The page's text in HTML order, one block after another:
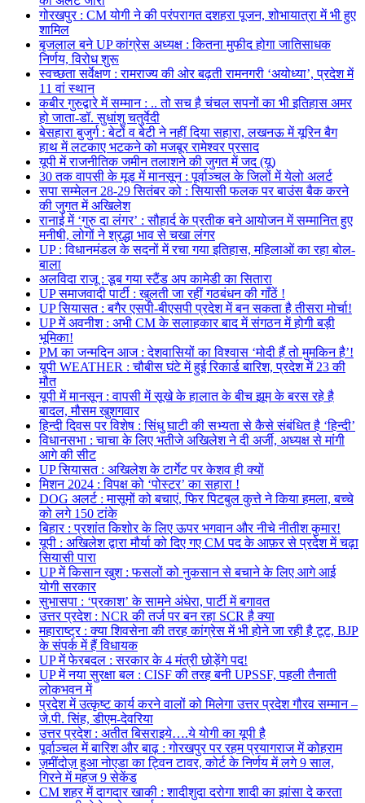
गोरखपुर : CM योगी ने की परंपरागत दशहरा पूजन, शोभायात्रा में भी हुए
शामिल
बृजलाल बने UP कांग्रेस अध्यक्ष : कितना मुफीद होगा जातिसाधक
निर्णय, विरोध शुरू
स्वच्छता सर्वेक्षण : रामराज्य की ओर बढ़ती रामनगरी ‘अयोध्या’, प्रदेश में
11 वां स्थान
कबीर गुरुद्वारे में सम्मान : .. तो सच है चंचल सपनों का भी इतिहास अमर
हो जाता-डॉ. सुधांशु चतुर्वेदी
बेसहारा बुजुर्ग : बेटों व बेटी ने नहीं दिया सहारा, लखनऊ में यूरिन बैग
हाथ में लटकाए भटकने को मजबूर रामेश्वर प्रसाद
यूपी में राजनीतिक जमीन तलाशने की जुगत में जद (यू)
30 तक वापसी के मूड में मानसून : पूर्वाञ्चल के जिलों में येलो अलर्ट
सपा सम्मेलन 28-29 सितंबर को : सियासी फलक पर बाउंस बैक करने
की जुगत में अखिलेश
रानाई में ‘गुरु दा लंगर’ : सौहार्द के प्रतीक बने आयोजन में सम्मानित हुए
मनीषी, लोगों ने श्रद्धा भाव से चखा लंगर
UP : विधानमंडल के सदनों में रचा गया इतिहास, महिलाओं का रहा बोल-
बाला
अलविदा राजू : डूब गया स्टैंड अप कामेडी का सितारा
UP समाजवादी पार्टी : खुलती जा रहीं गठबंधन की गाँठें !
UP सियासत : बगैर एसपी-बीएसपी प्रदेश में बन सकता है तीसरा मोर्चा!
UP में अवनीश : अभी CM के सलाहकार बाद में संगठन में होगी बड़ी
भूमिका!
PM का जन्मदिन आज : देशवासियों का विश्वास ‘मोदी हैं तो मुमकिन है’!
यूपी WEATHER : चौबीस घंटे में हुई रिकार्ड बारिश, प्रदेश में 23 की
मौत
यूपी में मानसून : वापसी में सूखे के हालात के बीच झूम के बरस रहे है
बादल, मौसम खुशगवार
हिन्दी दिवस पर विशेष : सिंधु घाटी की सभ्यता से कैसे संबंधित है ‘हिन्दी’
विधानसभा : चाचा के लिए भतीजे अखिलेश ने दी अर्जी, अध्यक्ष से मांगी
आगे की सीट
UP सियासत : अखिलेश के टार्गेट पर केशव ही क्यों
मिशन 2024 : विपक्ष को ‘पोस्टर’ का सहारा !
DOG अलर्ट : मासूमों को बचाएं, फिर पिटबुल कुत्ते ने किया हमला, बच्चे
को लगे 150 टांके
बिहार : प्रशांत किशोर के लिए ऊपर भगवान और नीचे नीतीश कुमार!
यूपी : अखिलेश द्वारा मौर्या को दिए गए CM पद के आफ़र से प्रदेश में चढ़ा
सियासी पारा
UP में किसान खुश : फसलों को नुकसान से बचाने के लिए आगे आई
योगी सरकार
सुभासपा : ‘प्रकाश’ के सामने अंधेरा, पार्टी में बगावत
उत्तर प्रदेश : NCR की तर्ज पर बन रहा SCR है क्या
महाराष्ट्र : क्या शिवसेना की तरह कांग्रेस में भी होने जा रही है टूट, BJP
के संपर्क में हैं विधायक
UP में फेरबदल : सरकार के 4 मंत्री छोड़ेंगे पद!
UP में नया सुरक्षा बल : CISF की तरह बनी UPSSF, पहली तैनाती
लोकभवन में
प्रदेश में उत्कृष्ट कार्य करने वालों को मिलेगा उत्तर प्रदेश गौरव सम्मान –
जे.पी. सिंह, डीएम-देवरिया
उत्तर प्रदेश : अतीत बिसराइये….ये योगी का यूपी है
पूर्वाञ्चल में बारिश और बाढ़ : गोरखपुर पर रहम प्रयागराज में कोहराम
ज़मींदोज़ हुआ नोएडा का ट्विन टावर, कोर्ट के निर्णय में लगे 9 साल,
गिरने में महज 9 सेकेंड
CM शहर में दागदार खाकी : शादीशुदा दरोगा शादी का झांसा दे करता